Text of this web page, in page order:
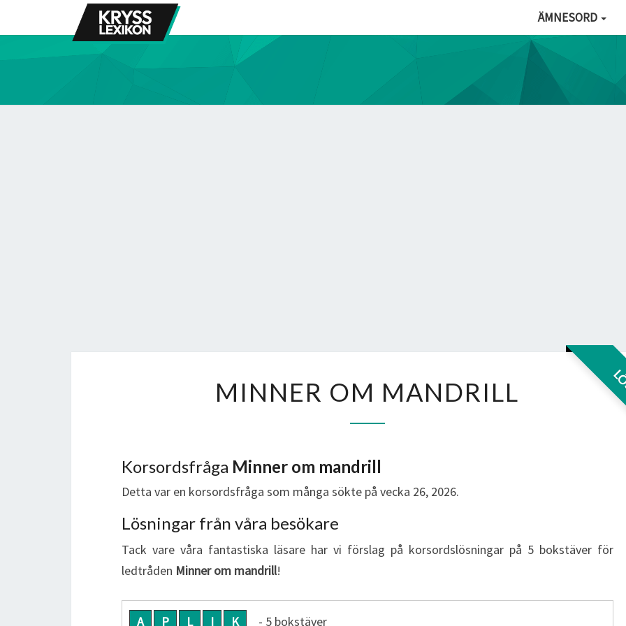
ÄMNESORD
OM
MINNER OM MANDRILL
Korsordsfråga Minner om mandrill
Detta var en korsordsfråga som många sökte på vecka 26, 2026.
Lösningar från våra besökare
Tack vare våra fantastiska läsare har vi förslag på korsordslösningar på 5 bokstäver för
ledtråden Minner om mandrill!
A P L I K - 5 bokstäver